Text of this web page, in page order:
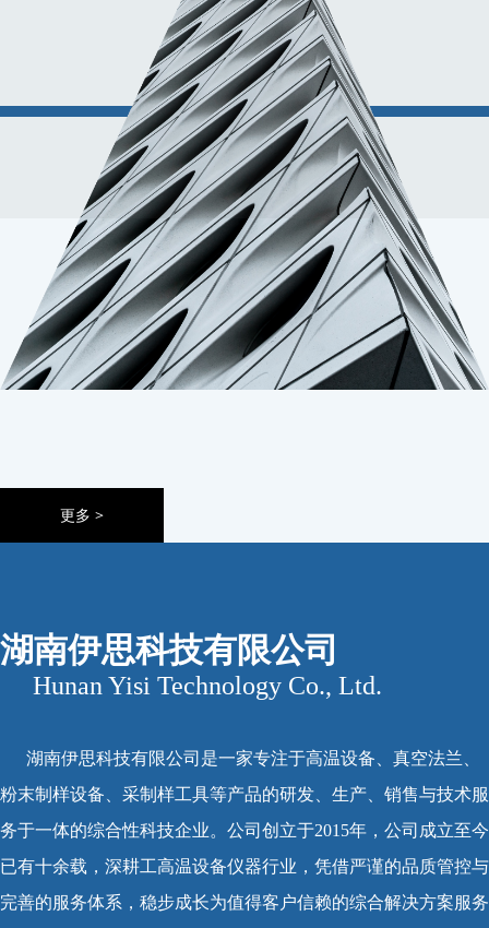
湖南伊思科技有限公司
Hunan Yisi Technology Co., Ltd.
湖南伊思科技有限公司是一家专注于高温设备、真空法兰、
粉末制样设备、采制样工具等产品的研发、生产、销售与技术服
务于一体的综合性科技企业。公司创立于2015年，公司成立至今
已有十余载，深耕工高温设备仪器行业，凭借严谨的品质管控与
完善的服务体系，稳步成长为值得客户信赖的综合解决方案服务
更多 >